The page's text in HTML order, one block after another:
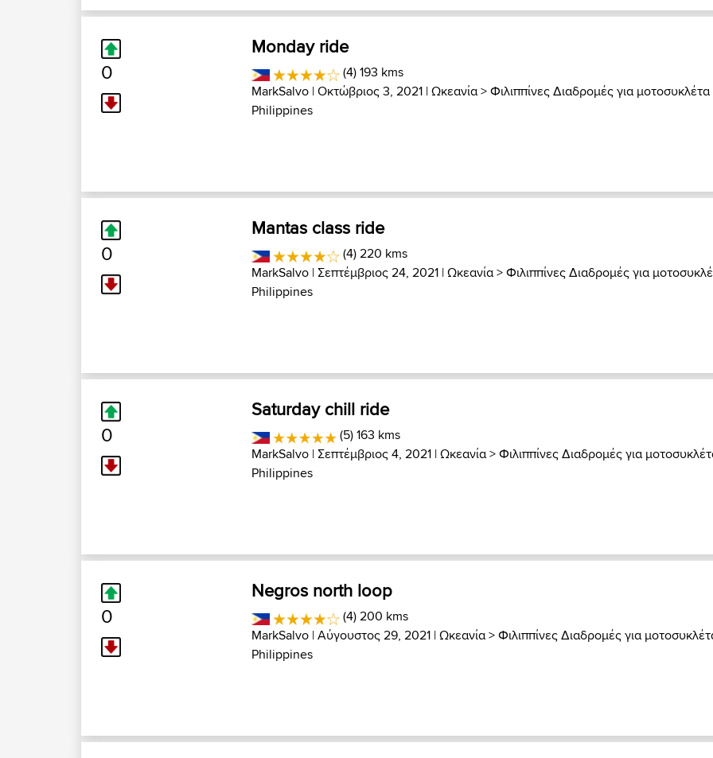
0
Monday ride
(4) 193 kms
MarkSalvo | Οκτώβριος 3, 2021 |Ωκεανία>Φιλιππίνες Διαδρομές για μοτοσυκλέτα
Philippines
0
Mantas class ride
(4) 220 kms
MarkSalvo | Σεπτέμβριος 24, 2021 |Ωκεανία>Φιλιππίνες Διαδρομές για
Philippines
0
Saturday chill ride
(5) 163 kms
MarkSalvo | Σεπτέμβριος 4, 2021 |Ωκεανία>Φιλιππίνες Διαδρομές για
Philippines
0
Negros north loop
(4) 200 kms
MarkSalvo | Αύγουστος 29, 2021 |Ωκεανία>Φιλιππίνες Διαδρομές για
Philippines